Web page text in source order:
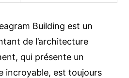
Building est un
de l’architecture
qui présente un
incroyable, est toujours